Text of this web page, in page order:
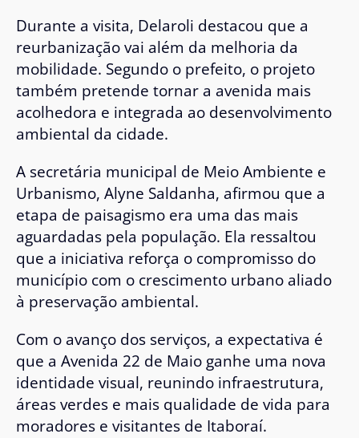
Durante a visita, Delaroli destacou que a
reurbanização vai além da melhoria da
mobilidade. Segundo o prefeito, o projeto
também pretende tornar a avenida mais
acolhedora e integrada ao desenvolvimento
ambiental da cidade.
A secretária municipal de Meio Ambiente e
Urbanismo, Alyne Saldanha, afirmou que a
etapa de paisagismo era uma das mais
aguardadas pela população. Ela ressaltou
que a iniciativa reforça o compromisso do
município com o crescimento urbano aliado
à preservação ambiental.
Com o avanço dos serviços, a expectativa é
que a Avenida 22 de Maio ganhe uma nova
identidade visual, reunindo infraestrutura,
áreas verdes e mais qualidade de vida para
moradores e visitantes de Itaboraí.